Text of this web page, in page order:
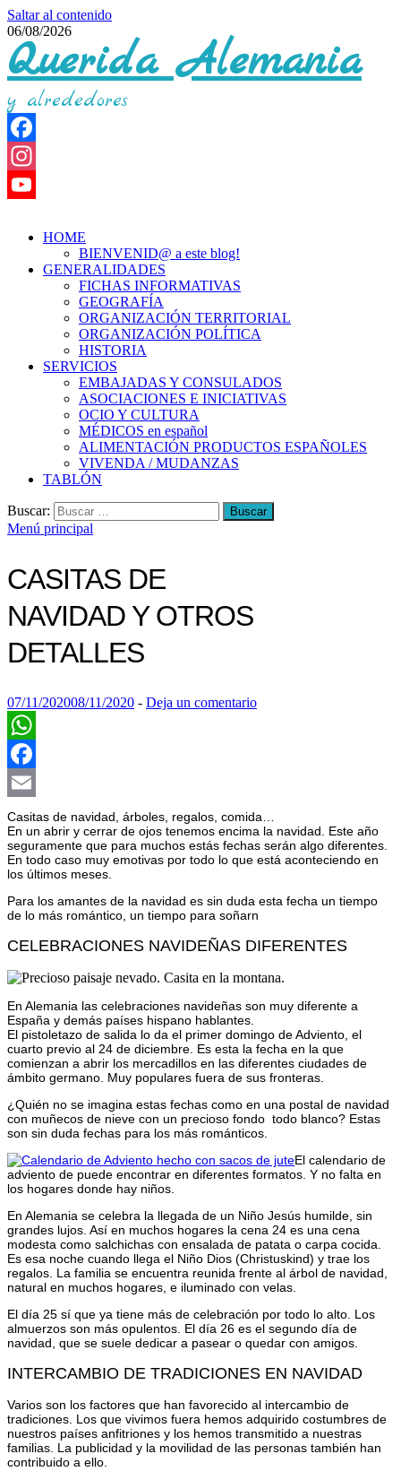
Saltar al contenido
06/08/2026
Querida Alemania
y alrededores
Facebook
Instagram
ChannelHOME
BIENVENID@ a este blog!
GENERALIDADES
FICHAS INFORMATIVAS
GEOGRAFÍA
ORGANIZACIÓN TERRITORIAL
ORGANIZACIÓN POLÍTICA
HISTORIA
SERVICIOS
EMBAJADAS Y CONSULADOS
ASOCIACIONES E INICIATIVAS
OCIO Y CULTURA
MÉDICOS en español
ALIMENTACIÓN PRODUCTOS ESPAÑOLES
VIVENDA / MUDANZAS
TABLÓN
Buscar:
Menú principal
CASITAS DE
NAVIDAD Y OTROS
DETALLES
07/11/202008/11/2020 - Deja un comentario
WhatsApp
Facebook
Email
Casitas de navidad, árboles, regalos, comida…
En un abrir y cerrar de ojos tenemos encima la navidad. Este año
seguramente que para muchos estás fechas serán algo diferentes.
En todo caso muy emotivas por todo lo que está aconteciendo en
los últimos meses.
Para los amantes de la navidad es sin duda esta fecha un tiempo
de lo más romántico, un tiempo para soñarn
CELEBRACIONES NAVIDEÑAS DIFERENTES
En Alemania las celebraciones navideñas son muy diferente a
España y demás países hispano hablantes.
El pistoletazo de salida lo da el primer domingo de Adviento, el
cuarto previo al 24 de diciembre. Es esta la fecha en la que
comienzan a abrir los mercadillos en las diferentes ciudades de
ámbito germano. Muy populares fuera de sus fronteras.
¿Quién no se imagina estas fechas como en una postal de navidad
con muñecos de nieve con un precioso fondo todo blanco? Estas
son sin duda fechas para los más románticos.
El calendario de
adviento de puede encontrar en diferentes formatos. Y no falta en
los hogares donde hay niños.
En Alemania se celebra la llegada de un Niño Jesús humilde, sin
grandes lujos. Así en muchos hogares la cena 24 es una cena
modesta como salchichas con ensalada de patata o carpa cocida.
Es esa noche cuando llega el Niño Dios (Christuskind) y trae los
regalos. La familia se encuentra reunida frente al árbol de navidad,
natural en muchos hogares, e iluminado con velas.
El día 25 sí que ya tiene más de celebración por todo lo alto. Los
almuerzos son más opulentos. El día 26 es el segundo día de
navidad, que se suele dedicar a pasear o quedar con amigos.
INTERCAMBIO DE TRADICIONES EN NAVIDAD
Varios son los factores que han favorecido al intercambio de
tradiciones. Los que vivimos fuera hemos adquirido costumbres de
nuestros países anfitriones y los hemos transmitido a nuestras
familias. La publicidad y la movilidad de las personas también han
contribuido a ello.